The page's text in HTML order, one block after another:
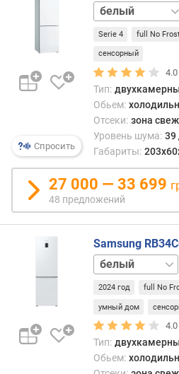
е
н
щ
й
е
л
)
Спросить
нержавейка
Serie 4 full No
сенсорный
Тип:
Обьем:
Отсеки: зона
Уровень шума: 39
Габариты:
27 000 — 33 699
48 предложений
Samsung
черный
2024 год full No
умный дом
Тип:
Обьем: